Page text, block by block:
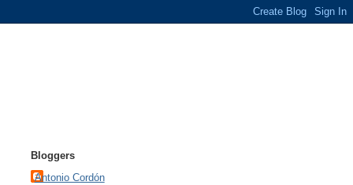
Bloggers
Antonio Cordón